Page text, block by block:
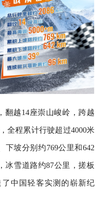
翻越14座崇山峻岭，跨越
全程累计行驶超过4000米
下坡分别约769公里和642
冰雪道路约87公里，搓板
中国轻客实测的崭新纪